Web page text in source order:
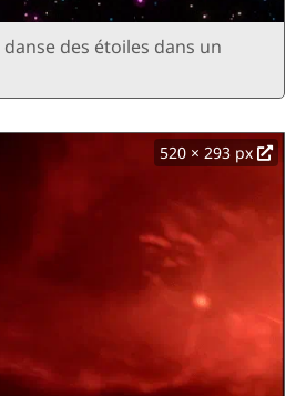
des étoiles dans un
520 × 293 px